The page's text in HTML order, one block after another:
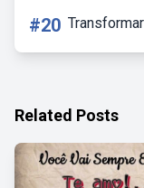
#20
Related Posts